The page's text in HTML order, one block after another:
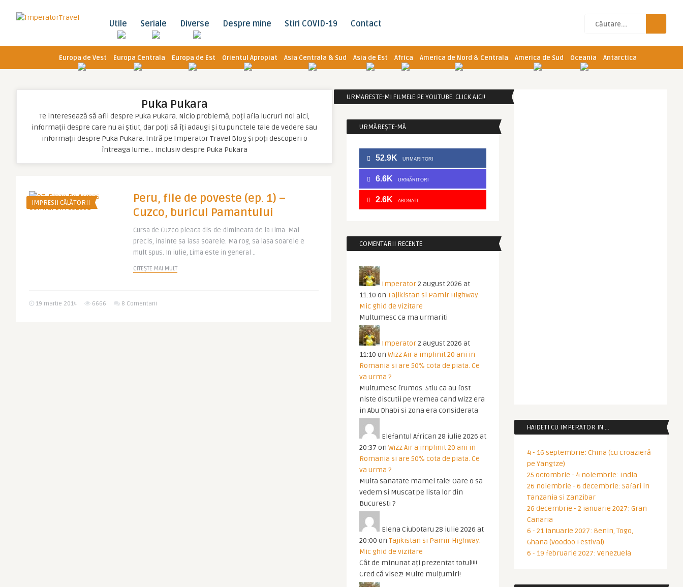
Utile Seriale Diverse Despre mine Stiri COVID-19 Contact
Europa de Vest Europa Centrala Europa de Est Orientul Apropiat Asia Centrala & Sud Asia de Est Africa America de Nord & Centrala America de Sud Oceania Antarctica
Puka Pukara
Te interesează să afli despre Puka Pukara. Nicio problemă, poți afla lucruri noi aici,
informații despre care nu ai știut, dar poți să îți adaugi și tu punctele tale de vedere sau
informații despre Puka Pukara. Intră pe Imperator Travel Blog și poți descoperi o
întreaga lume… inclusiv despre Puka Pukara
IMPRESII CĂLĂTORII
Peru, file de poveste (ep. 1) –
Cuzco, buricul Pamantului
Cursa de Cuzco pleaca dis-de-dimineata de la Lima. Mai
precis, inainte sa iasa soarele. Ma rog, sa iasa soarele e
mult spus. In iulie, Lima este in general ..
CITEȘTE MAI MULT
19 martie 2014 6666 8 Comentarii
URMARESTE-MI FILMELE PE YOUTUBE. CLICK AICI!
URMĂREȘTE-MĂ
52.9K URMARITORI
6.6K URMĂRITORI
2.6K ABONATI
COMENTARII RECENTE
Imperator2 august 2026 at
11:10 on Tajikistan si Pamir Highway.
Mic ghid de vizitare
Multumesc ca ma urmariti
Imperator2 august 2026 at
11:10 on Wizz Air a implinit 20 ani in
Romania si are 50% cota de piata. Ce
va urma ?
Multumesc frumos. Stiu ca au fost
niste discutii pe vremea cand Wizz era
in Abu Dhabi si zona era considerata
Elefantul African 28 iulie 2026 at
20:37 on Wizz Air a implinit 20 ani in
Romania si are 50% cota de piata. Ce
va urma ?
Multa sanatate mamei tale! Oare o sa
vedem si Muscat pe lista lor din
Bucuresti ?
Elena Ciubotaru 28 iulie 2026 at
20:00 on Tajikistan si Pamir Highway.
Mic ghid de vizitare
Cât de minunat ați prezentat totul!!!!
Cred că visez! Multe mulțumiri!
HAIDETI CU IMPERATOR IN …
4 - 16 septembrie: China (cu croazieră
pe Yangtze)
25 octombrie - 4 noiembrie: India
26 noiembrie - 6 decembrie: Safari in
Tanzania si Zanzibar
26 decembrie - 2 ianuarie 2027: Gran
Canaria
6 - 21 ianuarie 2027: Benin, Togo,
Ghana (Voodoo Festival)
6 - 19 februarie 2027: Venezuela